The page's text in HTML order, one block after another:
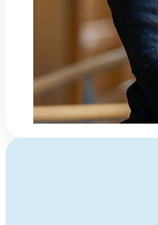
Har du spørsmål om